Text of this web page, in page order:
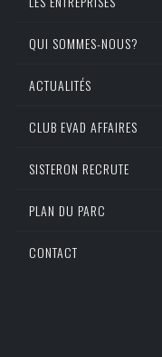
QUI SOMMES-NOUS?
ACTUALITÉS
CLUB EVAD AFFAIRES
SISTERON RECRUTE
PLAN DU PARC
CONTACT